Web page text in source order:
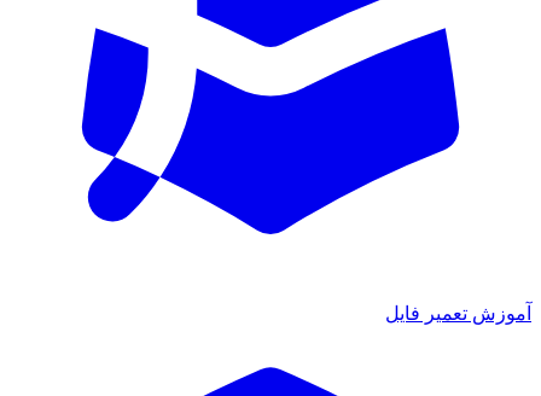
آموزش تعمیر فایل